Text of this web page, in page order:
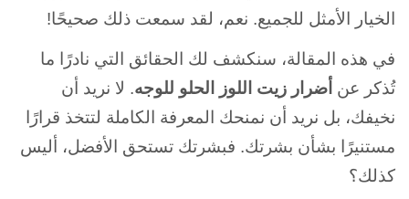
الخيار الأمثل للجميع. نعم، لقد سمعت ذلك صحيحًا!
في هذه المقالة، سنكشف لك الحقائق التي نادرًا ما
تُذكر عن أضرار زيت اللوز الحلو للوجه. لا نريد أن
نخيفك، بل نريد أن نمنحك المعرفة الكاملة لتتخذ قرارًا
مستنيرًا بشأن بشرتك. فبشرتك تستحق الأفضل، أليس
كذلك؟